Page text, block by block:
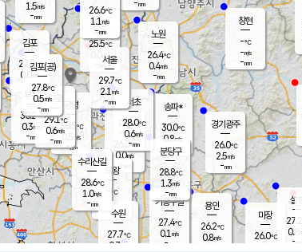
과천
26.0℃
0.0m/s
- mm
용인
26.2℃
0.8m/s
경기광주
26.0℃
2.5m/s
-mm
1.5m/s
-mm
창현
-℃
-m/s
-mm
마장
26.0℃
의왕
- ℃
m/s
mm
김포
27.8℃
0.0 m/s
mm
설봉
27.2
0.8
- mm
광명
30.5 ℃
0.5 m/s
-mm
부천
30.2℃
0.3m/s
-mm
구로
29.1℃
0.6m/s
-mm
은평
25.5℃
0.0 m/s
- mm
노원
26.4℃
0.4m/s
-mm
송파*
30.0℃
0.8m/s
-mm
서초
28.0℃
0.6m/s
-mm
-mm
기흥구갈
27.4℃
0.1 m/s
-
수리산길
28.6℃
1.0m/s
-mm
분당구
28.8℃
1.3m/s
-mm
26.6℃
1.1 m/s
-mm
김포(공)
27.8℃
0.5m/s
-mm
수원
27.7℃
0.7 m/s
서울
29.7℃
2.1 m/s
-mm